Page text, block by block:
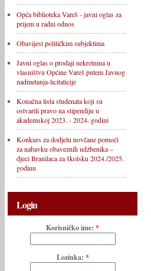
Opća biblioteka Vareš - javni oglas za
prijem u radni odnos
Obavijest političkim subjektima
Javni oglas o prodaji nekretnina u
vlasništvu Općine Vareš putem Javnog
nadmetanja-licitaticije
Konačna lista studenata koji su
ostvarili pravo na stipendiju u
akademskoj 2023. - 2024. godini
Konkurs za dodjelu novčane pomoći
za nabavku obaveznih udžbenika –
djeci Branilaca za školsku 2024./2025.
godinu
Login
Korisničko ime: *
Lozinka: *